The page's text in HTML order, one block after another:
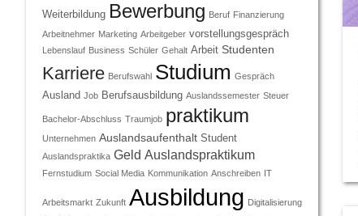
Weiterbildung Bewerbung Beruf Finanzierung
Arbeitnehmer Marketing Arbeitgeber vorstellungsgespräch
Lebenslauf Business Schüler Gehalt Arbeit Studenten
Karriere Berufswahl Studium Gespräch
Ausland Job Berufsausbildung Auslandssemester Steuer
Bachelor-Abschluss Traumjob praktikum
Unternehmen Auslandsaufenthalt Student
Auslandspraktika Geld Auslandspraktikum
Fernstudium Social Media Kommunikation Anschreiben IT
Arbeitsmarkt Zukunft Ausbildung Digitalisierung